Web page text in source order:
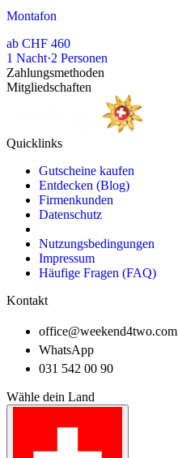
Montafon
ab CHF 460
1 Nacht·2 Personen
Zahlungsmethoden
Mitgliedschaften
Quicklinks
Gutscheine kaufen
Entdecken (Blog)
Firmenkunden
Datenschutz
Nutzungsbedingungen
Impressum
Häufige Fragen (FAQ)
Kontakt
office@weekend4two.com
WhatsApp
031 542 00 90
Wähle dein Land